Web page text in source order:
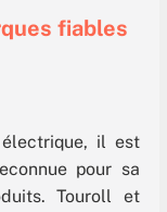
fiables
il est
pour sa
Touroll et